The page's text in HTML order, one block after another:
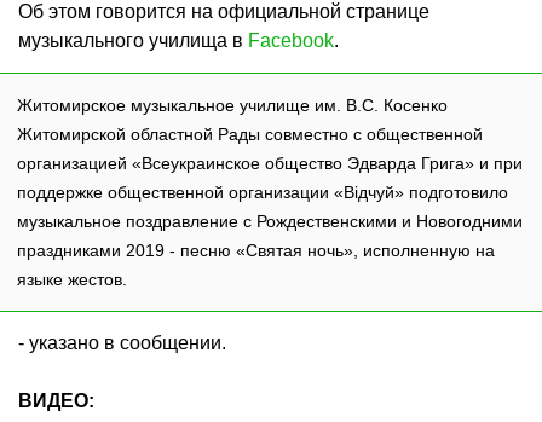
Об этом говорится на официальной странице
музыкального училища в Facebook.
Житомирское музыкальное училище им. В.С. Косенко
Житомирской областной Рады совместно с общественной
организацией «Всеукраинское общество Эдварда Грига» и при
поддержке общественной организации «Відчуй» подготовило
музыкальное поздравление с Рождественскими и Новогодними
праздниками 2019 - песню «Святая ночь», исполненную на
языке жестов.
- указано в сообщении.
ВИДЕО: